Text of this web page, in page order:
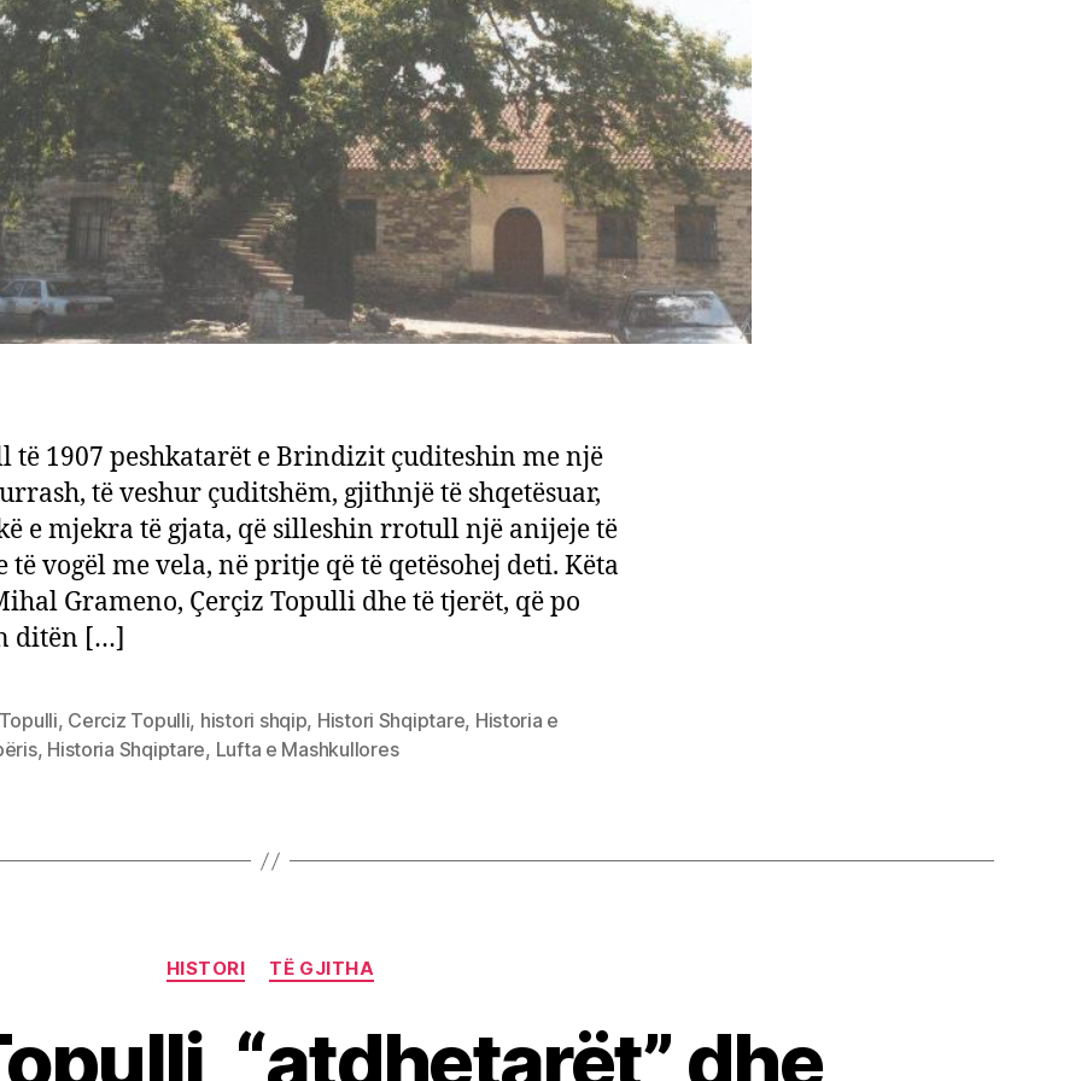
të 1907 peshkatarët e Brindizit çuditeshin me një
të veshur çuditshëm, gjithnjë të shqetësuar,
e mjekra të gjata, që silleshin rrotull një anijeje të
të vogël me vela, në pritje që të qetësohej deti. Këta
Grameno, Çerçiz Topulli dhe të tjerët, që po
ditën […]
, Cerciz Topulli, histori shqip, Histori Shqiptare, Historia e
, Historia Shqiptare, Lufta e Mashkullores
Categories
HISTORI TË GJITHA
“atdhetarët” dhe